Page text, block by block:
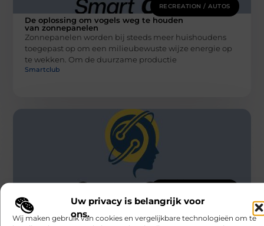
Uw privacy is belangrijk voor
ons.
Wij maken gebruik van cookies en vergelijkbare technologieën om te
RECREATION / AUTOS
De oplossing om vogels weg te houden
van zonnepanelen
Zonnepanelen worden bij steeds meer huishoudens
toegepast op om een milieubewuste wijze energie op
te wekken. Om de duurzame productie
Smartclub
De voordelen van het inhuren van een
deejay
Nu het eindelijk weer mag, wordt er (uiteraard) volop